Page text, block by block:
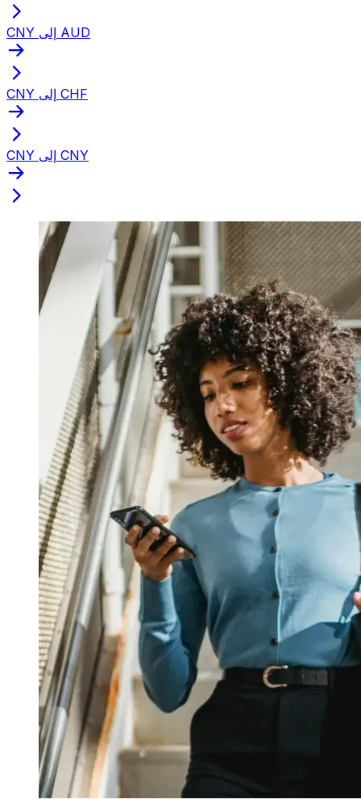
CNY إلى AUD
CNY إلى CHF
CNY إلى CNY